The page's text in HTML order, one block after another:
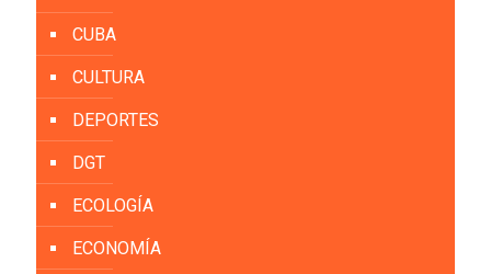
CUBA
CULTURA
DEPORTES
DGT
ECOLOGÍA
ECONOMÍA